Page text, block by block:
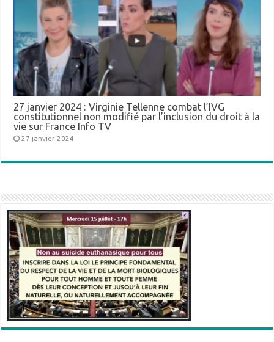
27 janvier 2024 : Virginie Tellenne combat l’IVG
constitutionnel non modifié par l’inclusion du droit à la
vie sur France Info TV
27 janvier 2024